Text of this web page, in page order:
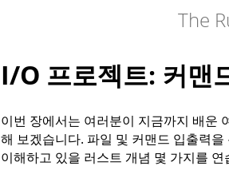
The
I/O 프로젝트: 커맨
이번 장에서는 여러분이 지금까지 배운
해 보겠습니다. 파일 및 커맨드 입출력
이해하고 있을 러스트 개념 몇 가지를 연